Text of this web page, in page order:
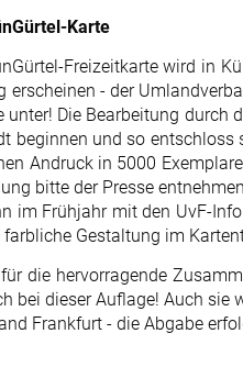
Karte
Freizeitkarte wird in
erscheinen - der
unter! Die Bearbeitung durch
beginnen und so
Andruck in 5000
bitte der Presse
im Frühjahr mit den UvF-
Gestaltung im
die hervorragende
bei dieser Auflage! Auch
Frankfurt - die Abgabe